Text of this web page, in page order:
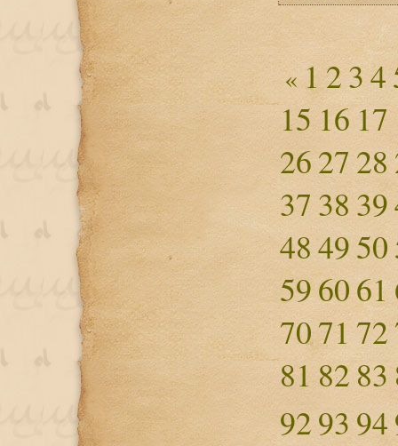
« 1 234
15 1617
2627 28
37 3839
484950
596061
7071 72
81 8283
9293 94